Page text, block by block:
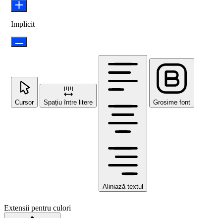
Implicit
Cursor Spațiu între litere
Aliniază textul
Grosime font
Extensii pentru culori